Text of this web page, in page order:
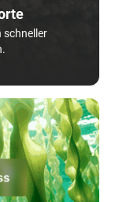
schneller